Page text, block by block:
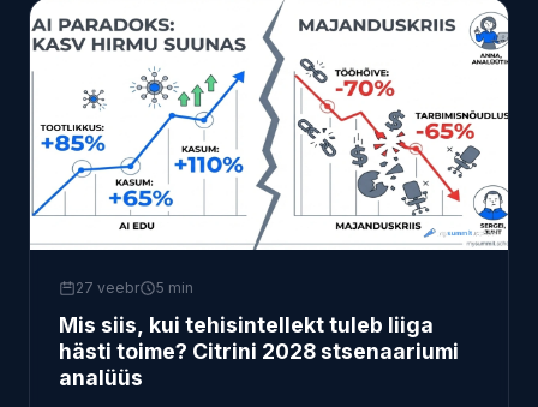
27 veebr 5 min
Mis siis, kui tehisintellekt tuleb liiga
hästi toime? Citrini 2028 stsenaariumi
analüüs